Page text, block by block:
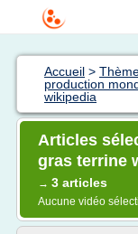
Accueil >
production
wikipedia
Articles
gras terrine
→ 3 articles
Aucune vidéo